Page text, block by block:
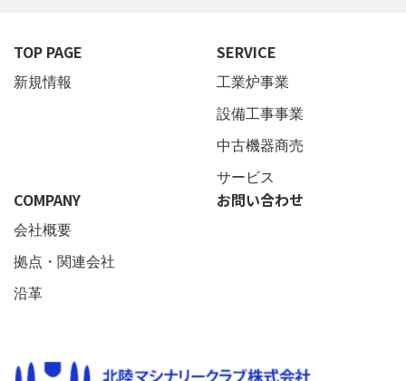
TOP PAGE
新規情報
SERVICE
工業炉事業
設備工事事業
中古機器商売
サービス
COMPANY
会社概要
拠点・関連会社
沿革
お問い合わせ